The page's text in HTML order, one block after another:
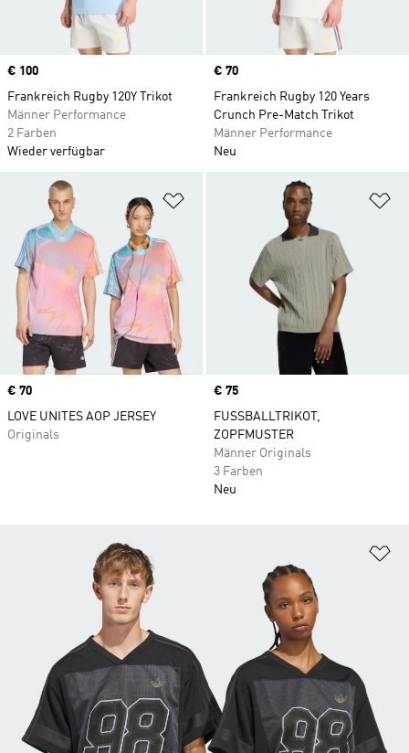
Price
€ 100
Frankreich Rugby 120Y Trikot
Männer Performance
2 Farben
Wieder verfügbar
Price
€ 70
Frankreich Rugby 120 Years
Crunch Pre-Match Trikot
Männer Performance
Neu
Zur Wunschliste hinzufügen
Price
€ 70
LOVE UNITES AOP JERSEY
Originals
Price
€ 75
FUSSBALLTRIKOT,
ZOPFMUSTER
Männer Originals
3 Farben
Neu